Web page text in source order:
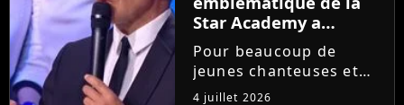
Star Academy a
souffert après
l'émission, "J'étais
traitée de potiche"
Pour beaucoup de
jeunes chanteuses et
chanteurs, la Star
4 juillet 2026